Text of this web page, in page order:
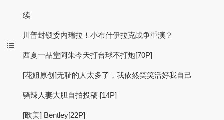
续
川普封锁委内瑞拉！小布什伊拉克战争重演？
西夏一品堂阿朱今天打台球不打炮[70P]
[花姐原创]无耻的人太多了，我依然笑笑活好我自己
骚辣人妻大胆自拍投稿 [14P]
[欧美] Bentley[22P]